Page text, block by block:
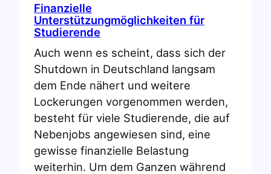
Finanzielle
Unterstützungmöglichkeiten für
Studierende
Auch wenn es scheint, dass sich der
Shutdown in Deutschland langsam
dem Ende nähert und weitere
Lockerungen vorgenommen werden,
besteht für viele Studierende, die auf
Nebenjobs angewiesen sind, eine
gewisse finanzielle Belastung
weiterhin. Um dem Ganzen während